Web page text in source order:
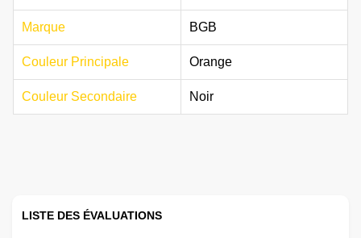
Marque BGB
Couleur Principale Orange
Couleur Secondaire Noir
LISTE DES ÉVALUATIONS